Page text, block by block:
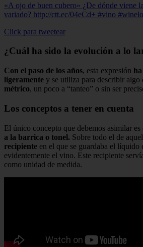
«A ojo de buen cubero» ¿De dónde viene
variado? http://ctt.ec/04eCd+ #vino
Click para tweetear
¿Cuál ha sido la evolución a lo
Con el paso de los años, esta expresión
ligeramente y se utiliza para describir algo
métrico, un poco a “tanteo” o sin ser
Los conceptos a tener en cuenta
El único concepto que debemos asimilar es
a la barrica o tonel. Sobre todo el de
recipiente en el que se guardaba el
evidentemente el vino. Este recipiente
como unidad de medida.